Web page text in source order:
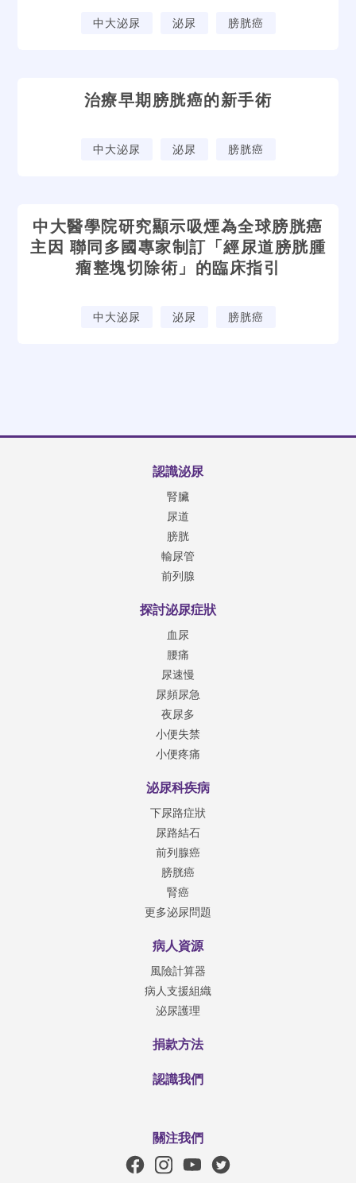
中大泌尿 泌尿 膀胱癌
治療早期膀胱癌的新手術
中大泌尿 泌尿 膀胱癌
中大醫學院研究顯示吸煙為全球膀胱癌
主因 聯同多國專家制訂「經尿道膀胱腫
瘤整塊切除術」的臨床指引
中大泌尿 泌尿 膀胱癌
認識泌尿
腎臟
尿道
膀胱
輸尿管
前列腺
探討泌尿症狀
血尿
腰痛
尿速慢
尿頻尿急
夜尿多
小便失禁
小便疼痛
泌尿科疾病
下尿路症狀
尿路結石
前列腺癌
膀胱癌
腎癌
更多泌尿問題
病人資源
風險計算器
病人支援組織
泌尿護理
捐款方法
認識我們
關注我們